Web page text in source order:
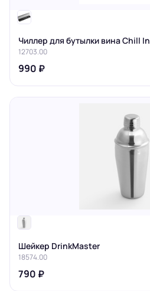
Чиллер для бутылки вина Chill In
12703.00
990 ₽
Шейкер DrinkMaster
18574.00
790 ₽